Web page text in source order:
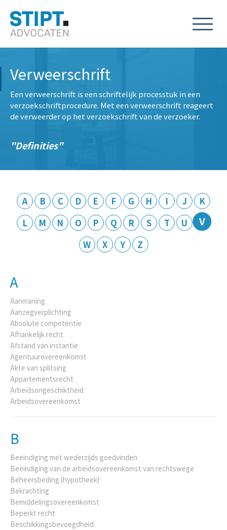
Verweerschrift
Een verweerschrift is een schriftelijk processtuk in een
verzoekschriftprocedure. Met een verweerschrift reageert
de verweerder op het verzoekschrift van de verzoeker.
Definities
A B C D E F G H I J
K
L
M N O P Q R S T U V
W X Y Z
A
Aanmaning
Aanzegverplichting
Absolute competentie
Afhankelijk recht
Afstand van instantie
Agentuurovereenkomst
Akte van splitsing
Appartementsrecht
Arbeidsongeschiktheid
Arbeidsovereenkomst
B
Beëindiging met wederzijds goedvinden
Beëindiging van de arbeidsovereenkomst van rechtswege
Beheersbeding (hypotheek)
Bekrachting
Bemiddelingsovereenkomst
Beperkt recht
Beschikkingsbevoegdheid